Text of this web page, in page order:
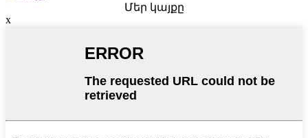
Մեր կայքը
x